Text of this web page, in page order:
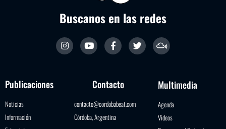
Buscanos en las redes
Publicaciones
Noticias
Información
Contacto
contacto@cordobabeat.com
Córdoba, Argentina
Multimedia
Agenda
Videos